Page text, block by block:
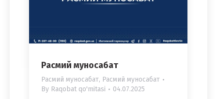
Расмий муносабат
Расмий муносабат, Расмий муносабат
By Raqobat qo'mitasi 04.07.2025